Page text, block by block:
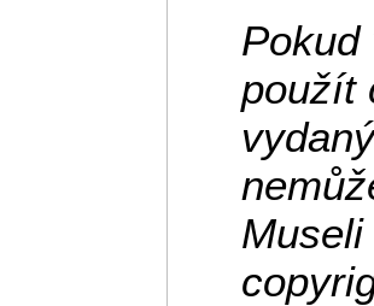
Pokud
použít